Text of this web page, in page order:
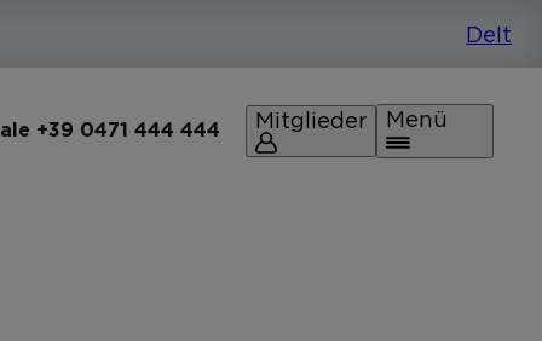
+39 0471 444 444 Mitglieder Menü